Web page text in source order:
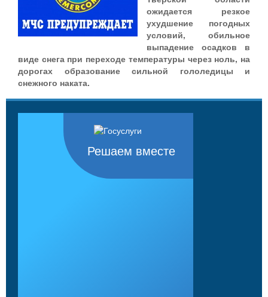
ожидается резкое
ухудшение погодных
условий, обильное
выпадение осадков в
виде снега при переходе температуры через ноль, на
дорогах образование сильной гололедицы и
снежного наката.
Решаем вместе